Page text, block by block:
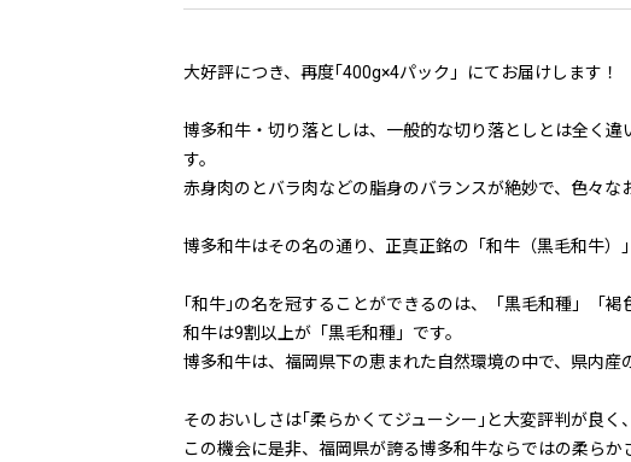
大好評につき、再度｢400g×4パック」にてお届けします！
博多和牛・切り落としは、一般的な切り落としとは全く
す。
赤身肉のとバラ肉などの脂身のバランスが絶妙で、色々な
博多和牛はその名の通り、正真正銘の「和牛（黒毛和牛）
｢和牛｣の名を冠することができるのは、「黒毛和種」「
和牛は9割以上が「黒毛和種」です。
博多和牛は、福岡県下の恵まれた自然環境の中で、県内
そのおいしさは｢柔らかくてジューシー｣と大変評判が良
この機会に是非、福岡県が誇る博多和牛ならではの柔ら